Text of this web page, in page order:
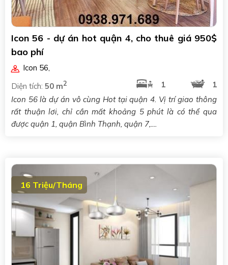
Icon 56 - dự án hot quận 4, cho thuê giá 950$
bao phí
Icon 56
Diện tích: 50 m2 1
1
Icon 56 là dự án vô cùng Hot tại quận 4. Vị trí giao thông
rất thuận lơi, chỉ cần mất khoảng 5 phút là có thể qua
được quận 1, quận Bình Thạnh, quận 7,....
16 Triệu/Tháng